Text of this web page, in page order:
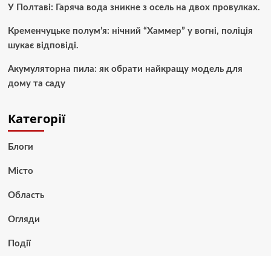
У Полтаві: Гаряча вода зникне з осель на двох провулках.
Кременчуцьке полум’я: нічний “Хаммер” у вогні, поліція
шукає відповіді.
Акумуляторна пила: як обрати найкращу модель для
дому та саду
Категорії
Блоги
Місто
Область
Огляди
Події